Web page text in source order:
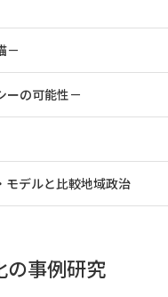
－
ーの可能性－
モデルと比較地域政治
事例研究